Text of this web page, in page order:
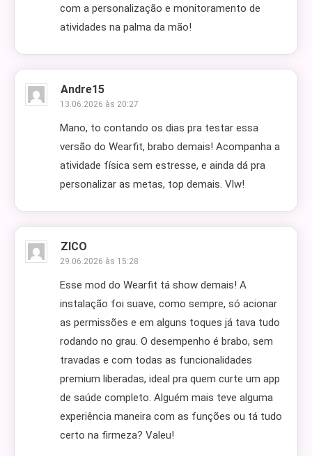
com a personalização e monitoramento de
atividades na palma da mão!
Andre15
13.06.2026 às 20:27
Mano, to contando os dias pra testar essa
versão do Wearfit, brabo demais! Acompanha a
atividade física sem estresse, e ainda dá pra
personalizar as metas, top demais. Vlw!
ZICO
29.06.2026 às 15:28
Esse mod do Wearfit tá show demais! A
instalação foi suave, como sempre, só acionar
as permissões e em alguns toques já tava tudo
rodando no grau. O desempenho é brabo, sem
travadas e com todas as funcionalidades
premium liberadas, ideal pra quem curte um app
de saúde completo. Alguém mais teve alguma
experiência maneira com as funções ou tá tudo
certo na firmeza? Valeu!